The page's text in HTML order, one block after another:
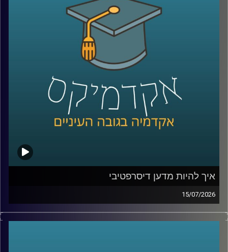
שלהם באופן עצמאי.
ככל שהמערכות האלה הופכות לחכמות יותר, עולה שאלה
הרבה יותר גדולה מרק מה הטכנולוגיה יודעת לעשות: האם
אנחנו יכולים לסמוך עליה? מתי אדם צריך לקבל את ההחלטה,
ומתי אפשר לתת למכונה לעשות את זה? ואם היא טועה, מי
על כל אלו נדבר עם ד״ר אביב בר זוהר, דוקטור למשפטים
בנושא חוקיות רחפנים אוטונומיים קטלניים ומשמעות
מעורבות האדם בחוג ההפעלה.
קרדיט תמונות:AudioVersity
איך להיות מדען דיסרפטיבי
15/07/2026
הרבה מההמצאות שאנחנו מכירים התחילו בכלל מטעות.
פניצילין שנולד מצלחת פטרי שהתמלאה עובש, פוסט־איט